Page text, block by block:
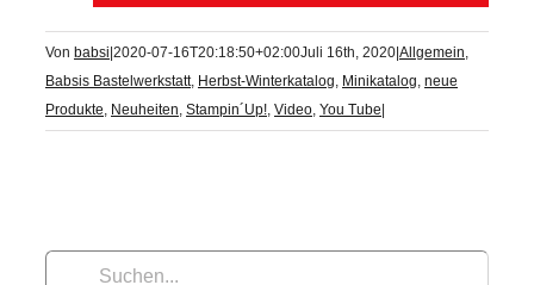
Von babsi|2020-07-16T20:18:50+02:00Juli 16th, 2020|Allgemein
Babsis Bastelwerkstatt, Herbst-Winterkatalog Minikatalog neue
Produkte Neuheiten Stampin´Up! Video You Tube|